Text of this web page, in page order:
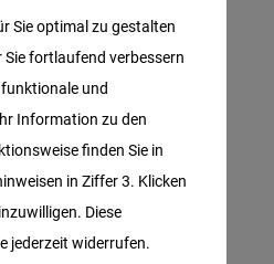
bauen
unternehmen in
Sie optimal zu gestalten
fortlaufend verbessern
und
Information zu den
finden Sie in
in Ziffer 3. Klicken
Diese
jederzeit widerrufen.